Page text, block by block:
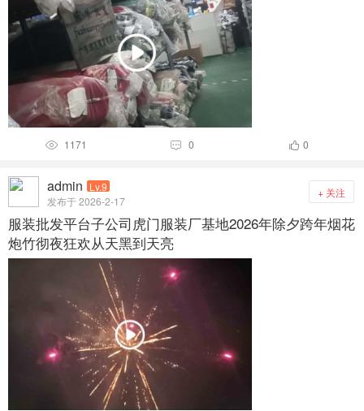
 1171  0  0
admin Lv.9
发布于 2026-2-17
+ 关注
服装批发平台子公司虎门服装厂基地2026年除夕跨年烟花
炮竹彻夜狂欢从天黑到天亮